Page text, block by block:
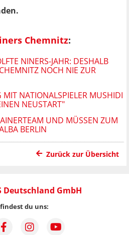
Chemnitz:
NINERS-JAHR: DESHALB
NOCH NIE ZUR
MIT NATIONALSPIELER MUSHIDI
NEUSTART"
UND MÜSSEN ZUM
BERLIN
Zurück zur Übersicht
Deutschland GmbH
du uns: